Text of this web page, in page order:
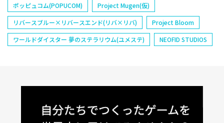
ポッピュコム(POPUCOM)
Project Mugen(仮)
リバースブルー×リバースエンド(リバ×リバ)
Project Bloom
ワールドダイスター 夢のステラリウム(ユメステ)
NEOFID STUDIOS